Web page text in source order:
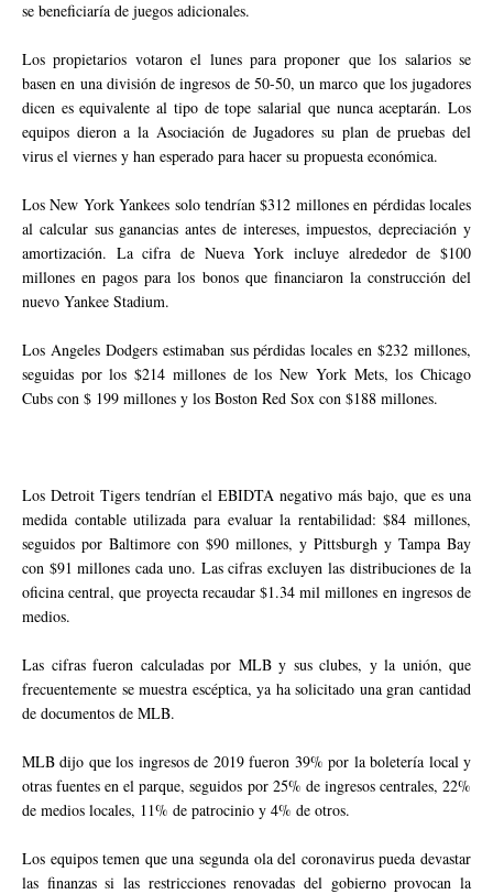
se beneficiaría de juegos adicionales.
Los propietarios votaron el lunes para proponer que los salarios se
basen en una división de ingresos de 50-50, un marco que los jugadores
dicen es equivalente al tipo de tope salarial que nunca aceptarán. Los
equipos dieron a la Asociación de Jugadores su plan de pruebas del
virus el viernes y han esperado para hacer su propuesta económica.
Los New York Yankees solo tendrían $312 millones en pérdidas locales
al calcular sus ganancias antes de intereses, impuestos, depreciación y
amortización. La cifra de Nueva York incluye alrededor de $100
millones en pagos para los bonos que financiaron la construcción del
nuevo Yankee Stadium.
Los Angeles Dodgers estimaban sus pérdidas locales en $232 millones,
seguidas por los $214 millones de los New York Mets, los Chicago
Cubs con $ 199 millones y los Boston Red Sox con $188 millones.
Los Detroit Tigers tendrían el EBIDTA negativo más bajo, que es una
medida contable utilizada para evaluar la rentabilidad: $84 millones,
seguidos por Baltimore con $90 millones, y Pittsburgh y Tampa Bay
con $91 millones cada uno. Las cifras excluyen las distribuciones de la
oficina central, que proyecta recaudar $1.34 mil millones en ingresos de
medios.
Las cifras fueron calculadas por MLB y sus clubes, y la unión, que
frecuentemente se muestra escéptica, ya ha solicitado una gran cantidad
de documentos de MLB.
MLB dijo que los ingresos de 2019 fueron 39% por la boletería local y
otras fuentes en el parque, seguidos por 25% de ingresos centrales, 22%
de medios locales, 11% de patrocinio y 4% de otros.
Los equipos temen que una segunda ola del coronavirus pueda devastar
las finanzas si las restricciones renovadas del gobierno provocan la